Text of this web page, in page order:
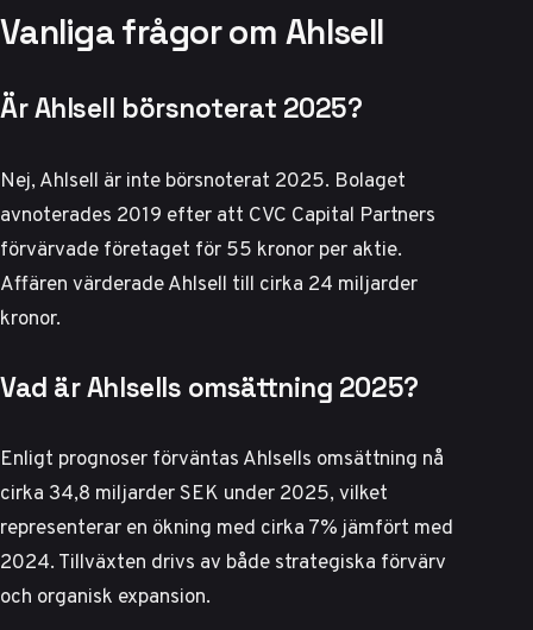
Vanliga frågor om Ahlsell
Är Ahlsell börsnoterat 2025?
Nej, Ahlsell är inte börsnoterat 2025. Bolaget
avnoterades 2019 efter att CVC Capital Partners
förvärvade företaget för 55 kronor per aktie.
Affären värderade Ahlsell till cirka 24 miljarder
kronor.
Vad är Ahlsells omsättning 2025?
Enligt prognoser förväntas Ahlsells omsättning nå
cirka 34,8 miljarder SEK under 2025, vilket
representerar en ökning med cirka 7% jämfört med
2024. Tillväxten drivs av både strategiska förvärv
och organisk expansion.